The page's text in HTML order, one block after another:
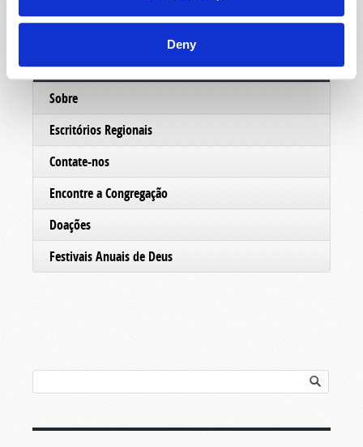
Deny
Conectar
Sobre
Escritórios Regionais
Contate-nos
Encontre a Congregação
Doações
Festivais Anuais de Deus